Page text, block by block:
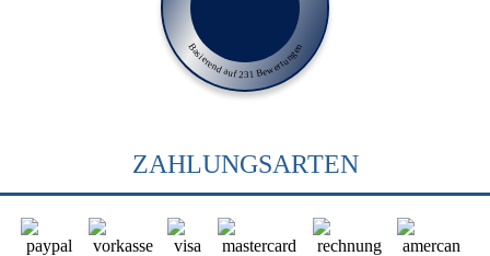
Basierend auf 231 Bewertungen
ZAHLUNGSARTEN